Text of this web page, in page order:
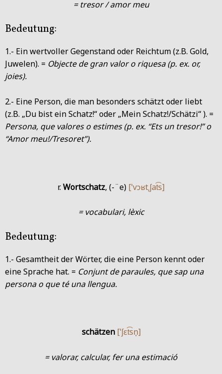
= tresor / amor meu
Bedeutung:
1.- Ein wertvoller Gegenstand oder Reichtum (z.B. Gold,
Juwelen). = Objecte de gran valor o riquesa (p. ex. or,
joies).
2.- Eine Person, die man besonders schätzt oder liebt
(z.B. „Du bist ein Schatz!“ oder „Mein Schatz!/Schätzi“ ). =
Persona, que valores o estimes (p. ex. “Ets un tresor!” o
“Amor meu!/Tresoret”).
r.Wortschatz, (-¨e) [ˈvɔʁtˌʃat͡s]
= vocabulari, lèxic
Bedeutung:
1.- Gesamtheit der Wörter, die eine Person kennt oder
eine Sprache hat. = Conjunt de paraules, que sap una
persona o que té una llengua.
schätzen [ˈʃɛt͡sn̩]
= valorar, calcular, fer una estimació